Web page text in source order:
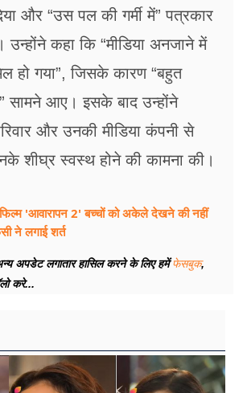
और “उस पल की गर्मी में” पत्रकार
उन्होंने कहा कि “मीडिया अनजाने में
हो गया”, जिसके कारण “बहुत
सामने आए। इसके बाद उन्होंने
और उनकी मीडिया कंपनी से
शीघ्र स्वस्थ होने की कामना की।
फिल्म 'आवारापन 2' बच्चों को अकेले देखने की नहीं
ने लगाई शर्त
अपडेट लगातार हासिल करने के लिए हमेंफेसबुक,
करे...